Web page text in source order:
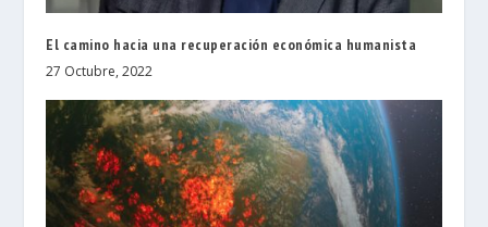
El camino hacia una recuperación económica humanista
27 Octubre, 2022